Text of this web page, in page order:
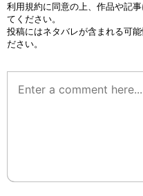
利用規約に同意の上、作品や記
てください。
投稿にはネタバレが含まれる可
ださい。